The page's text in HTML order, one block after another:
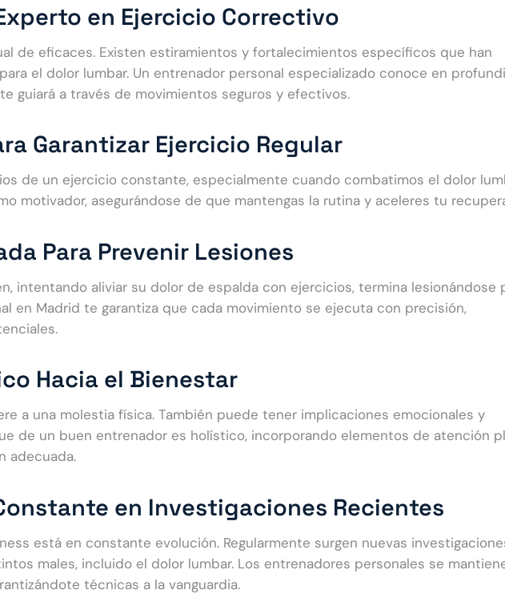
en Ejercicio Correctivo
de eficaces. Existen estiramientos y fortalecimientos específicos que han
el dolor lumbar. Un entrenador personal especializado conoce en
guiará a través de movimientos seguros y efectivos.
Garantizar Ejercicio Regular
de un ejercicio constante, especialmente cuando combatimos el dolor
motivador, asegurándose de que mantengas la rutina y aceleres tu
Para Prevenir Lesiones
intentando aliviar su dolor de espalda con ejercicios, termina lesionándose
en Madrid te garantiza que cada movimiento se ejecuta con precisión,
Hacia el Bienestar
a una molestia física. También puede tener implicaciones emocionales y
de un buen entrenador es holístico, incorporando elementos de atención
adecuada.
en Investigaciones Recientes
está en constante evolución. Regularmente surgen nuevas
males, incluido el dolor lumbar. Los entrenadores personales se
técnicas a la vanguardia.